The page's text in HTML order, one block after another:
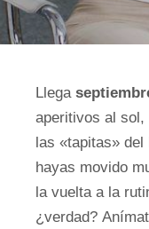
Llega
aperitivos al
las «tapitas»
hayas movido
la vuelta a la
¿verdad?